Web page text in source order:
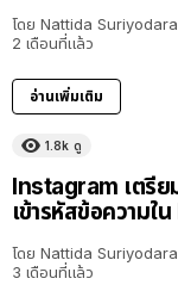
โดย Nattida Suriyodara
2 เดือนที่แล้ว
อ่านเพิ่มเติม
1.8k ดู
Instagram เตรี
เข้ารหัสข้อความใ
โดย Nattida Suriyodara
3 เดือนที่แล้ว